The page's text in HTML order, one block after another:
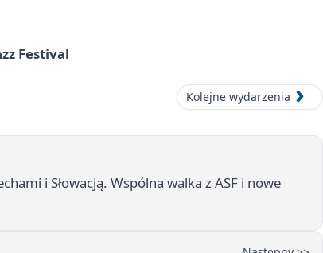
Festival
Kolejne wydarzenia
i Słowacją. Wspólna walka z ASF i nowe